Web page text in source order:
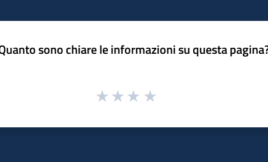
sono chiare le informazioni su questa